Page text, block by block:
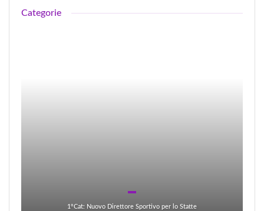
Categorie
1°Cat: Nuovo Direttore Sportivo per lo Statte